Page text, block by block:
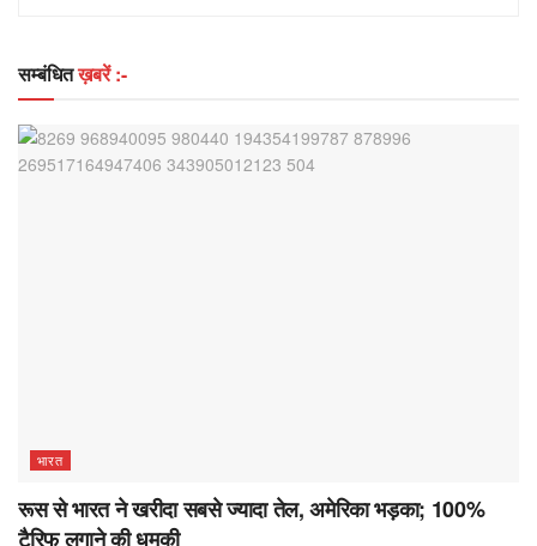
सम्बंधितख़बरें :-
भारत
रूस से भारत ने खरीदा सबसे ज्यादा तेल, अमेरिका भड़का; 100%
टैरिफ लगाने की धमकी